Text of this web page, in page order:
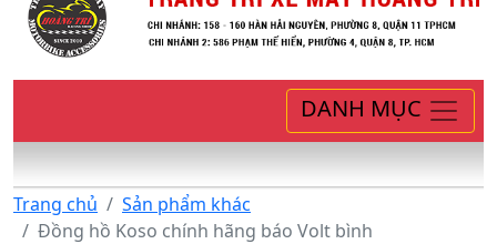
DANH MỤC
Trang chủ
Sản phẩm khác
Đồng hồ Koso chính hãng báo Volt bình